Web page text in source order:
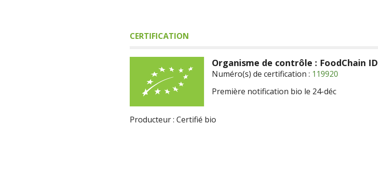
CERTIFICATION
Organisme de contrôle : FoodChain ID
Numéro(s) de certification : 119920
Première notification bio le 24-déc
Producteur : Certifié bio